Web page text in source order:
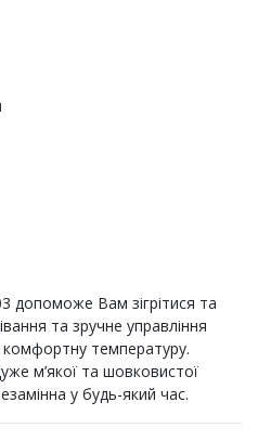
допоможе Вам зігрітися та
та зручне управління
температуру.
м’якої та шовковистої
у будь-який час.